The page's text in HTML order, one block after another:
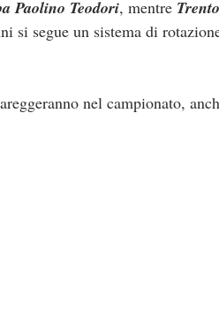
Paolino Teodori, mentre
si segue un sistema di
nel campionato,